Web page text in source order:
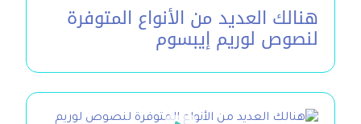
هنالك العديد من الأنواع المتوفرة
لنصوص لوريم إيبسوم